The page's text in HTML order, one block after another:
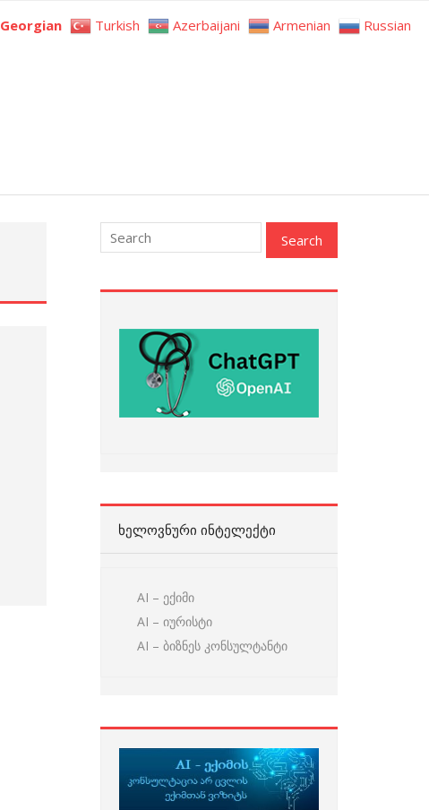
ᲮᲔᲚᲝᲕᲜᲣᲠᲘ ᲘᲜᲢᲔᲚᲔᲥᲢᲘ
AI – ექიმი
AI – იურისტი
AI – ბიზნეს კონსულტანტი
Georgian Turkish Azerbaijani Armenian Russian